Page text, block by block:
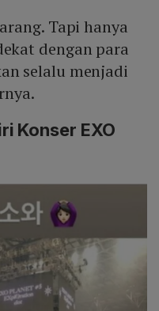
Tapi hanya
dengan para
selalu menjadi
Konser EXO